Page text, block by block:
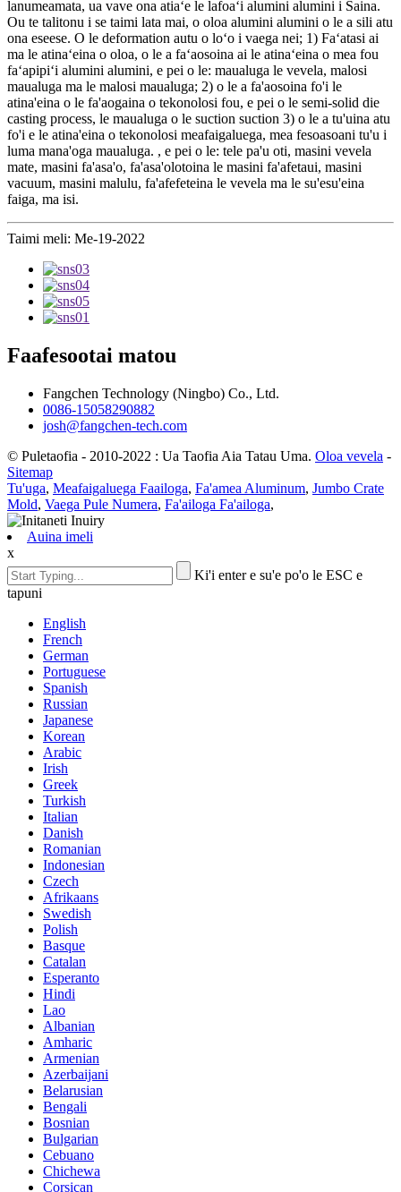
lanumeamata, ua vave ona atiaʻe le lafoaʻi alumini alumini i Saina.
Ou te talitonu i se taimi lata mai, o oloa alumini alumini o le a sili atu
ona eseese. O le deformation autu o loʻo i vaega nei; 1) Faʻatasi ai
ma le atinaʻeina o oloa, o le a faʻaosoina ai le atinaʻeina o mea fou
faʻapipiʻi alumini alumini, e pei o le: maualuga le vevela, malosi
maualuga ma le malosi maualuga; 2) o le a fa'aosoina fo'i le
atina'eina o le fa'aogaina o tekonolosi fou, e pei o le semi-solid die
casting process, le maualuga o le suction suction 3) o le a tu'uina atu
fo'i e le atina'eina o tekonolosi meafaigaluega, mea fesoasoani tu'u i
luma mana'oga maualuga. , e pei o le: tele pa'u oti, masini vevela
mate, masini fa'asa'o, fa'asa'olotoina le masini fa'afetaui, masini
vacuum, masini malulu, fa'afefeteina le vevela ma le su'esu'eina
faiga, ma isi.
Taimi meli: Me-19-2022
Faafesootai matou
Fangchen Technology (Ningbo) Co., Ltd.
0086-15058290882
josh@fangchen-tech.com
© Puletaofia - 2010-2022 : Ua Taofia Aia Tatau Uma. Oloa vevela -
Sitemap
Tu'uga, Meafaigaluega Faailoga, Fa'amea Aluminum, Jumbo Crate
Mold, Vaega Pule Numera, Fa'ailoga Fa'ailoga,
Auina imeli
x
Ki'i enter e su'e po'o le ESC e
tapuni
English
French
German
Portuguese
Spanish
Russian
Japanese
Korean
Arabic
Irish
Greek
Turkish
Italian
Danish
Romanian
Indonesian
Czech
Afrikaans
Swedish
Polish
Basque
Catalan
Esperanto
Hindi
Lao
Albanian
Amharic
Armenian
Azerbaijani
Belarusian
Bengali
Bosnian
Bulgarian
Cebuano
Chichewa
Corsican